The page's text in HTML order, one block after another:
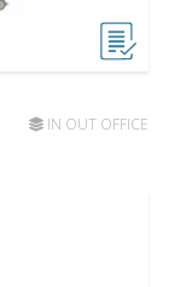
IN OUT OFFICE